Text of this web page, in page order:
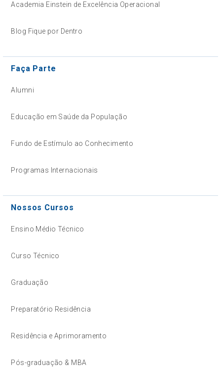
Academia Einstein de Excelência Operacional
Blog Fique por Dentro
Faça Parte
Alumni
Educação em Saúde da População
Fundo de Estímulo ao Conhecimento
Programas Internacionais
Nossos Cursos
Ensino Médio Técnico
Curso Técnico
Graduação
Preparatório Residência
Residência e Aprimoramento
Pós-graduação & MBA